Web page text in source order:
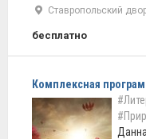
Ставропольский
бесплатно
Комплексная